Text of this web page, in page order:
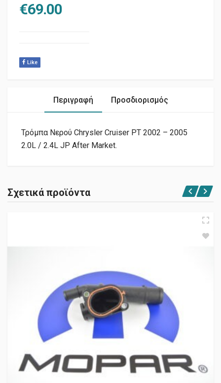
€69.00
Like
Περιγραφή Προσδιορισμός
Τρόμπα Νερού Chrysler Cruiser PT 2002 – 2005
2.0L / 2.4L JP After Market.
Σχετικά προϊόντα